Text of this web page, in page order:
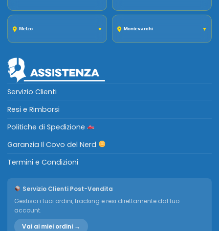
Melzo ▼ Montevarchi ▼
Servizio Clienti
Resi e Rimborsi
Politiche di Spedizione
Garanzia Il Covo del Nerd
Termini e Condizioni
Servizio Clienti Post-Vendita
Gestisci i tuoi ordini, tracking e resi direttamente dal tuo
account.
Vai ai miei ordini →